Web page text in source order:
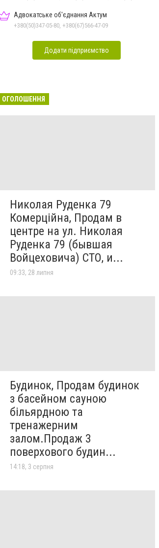
Адвокатське об'єднання Актум
+380(50)347-05-80, +380(67)566-47-09
Додати підприємство
ОГОЛОШЕННЯ
Николая Руденка 79
Комерційна, Продам в
центре на ул. Николая
Руденка 79 (бывшая
Войцеховича) СТО, и...
09:33, 28 липня
Будинок, Продам будинок
з басейном сауною
більярдною та
тренажерним
залом.Продаж 3
поверхового будин...
14:18, 3 серпня